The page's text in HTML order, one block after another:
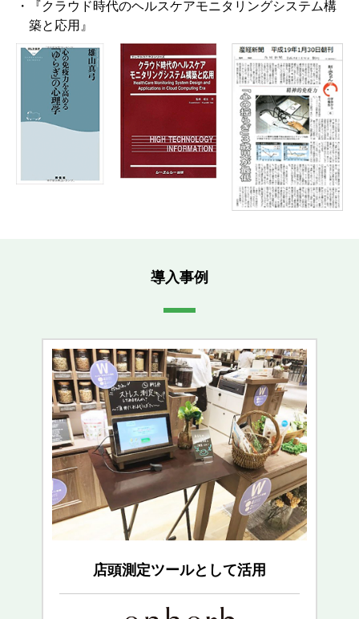
『クラウド時代のヘルスケアモニタリングシステム構
築と応用』
導入事例
店頭測定ツールとして活用